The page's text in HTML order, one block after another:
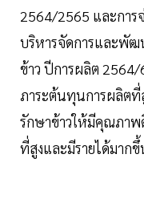
2564/2565 และการ
บริหารจัดการและพั
ข้าว ปีการผลิต 2564/
ภาระต้นทุนการผลิตที่
รักษาข้าวให้มีคุณภาพ
ที่สูงและมีรายได้มาก